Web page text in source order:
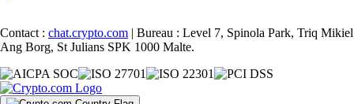
Contact : chat.crypto.com | Bureau : Level 7, Spinola Park, Triq Mikiel
Ang Borg, St Julians SPK 1000 Malte.